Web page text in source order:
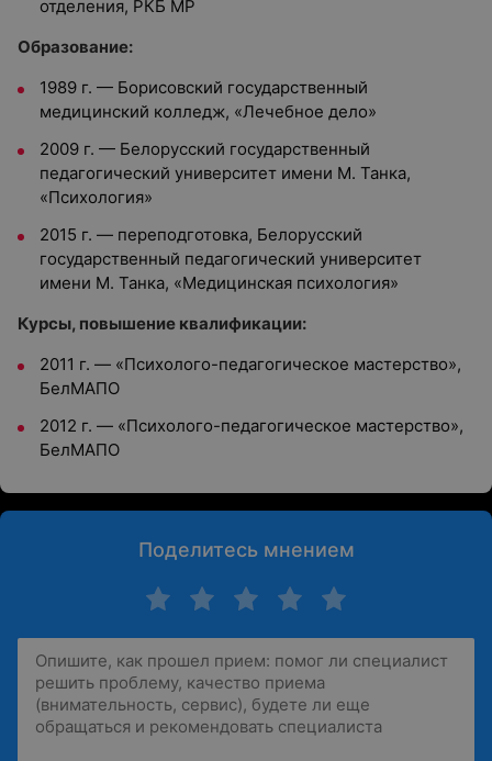
отделения, РКБ МР
Образование:
1989 г. — Борисовский государственный
медицинский колледж, «Лечебное дело»
2009 г. — Белорусский государственный
педагогический университет имени М. Танка,
«Психология»
2015 г. — переподготовка, Белорусский
государственный педагогический университет
имени М. Танка, «Медицинская психология»
Курсы, повышение квалификации:
2011 г. — «Психолого-педагогическое мастерство»,
БелМАПО
2012 г. — «Психолого-педагогическое мастерство»,
БелМАПО
Поделитесь мнением